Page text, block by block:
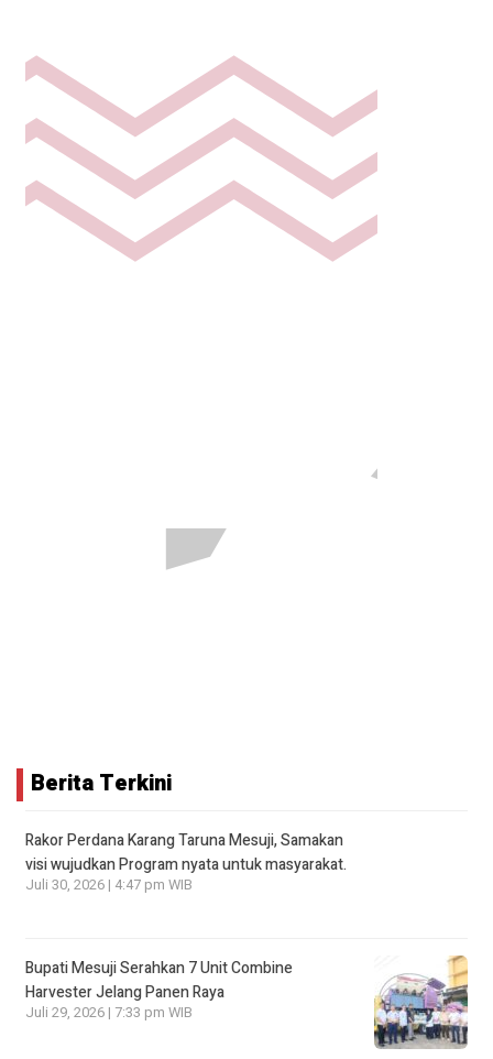
Berita Terkini
Rakor Perdana Karang Taruna Mesuji, Samakan
visi wujudkan Program nyata untuk masyarakat.
Juli 30, 2026 | 4:47 pm WIB
Bupati Mesuji Serahkan 7 Unit Combine
Harvester Jelang Panen Raya
Juli 29, 2026 | 7:33 pm WIB